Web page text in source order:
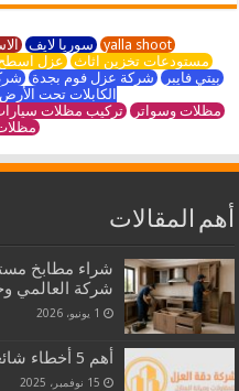
yalla shoot سوريا لايف
مستودعات تخزين اثاث عزل اسطح
بيتي فايبر شركة عزل فوم بجدة
الكابلات تحت
مظلات وسواتر تركيب مظلات
أهم المقالات
شراء مطابخ
شركة العالمي
1 يونيو، 2026
أهم 5 أخطاء شائعة في تنفيذ العزل وكيف تتجنبها
15 نوفمبر، 2025